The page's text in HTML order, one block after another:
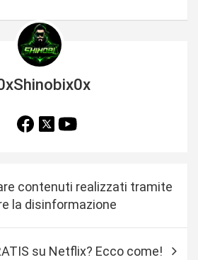
contenuti realizzati tramite
la disinformazione
su Netflix? Ecco come!